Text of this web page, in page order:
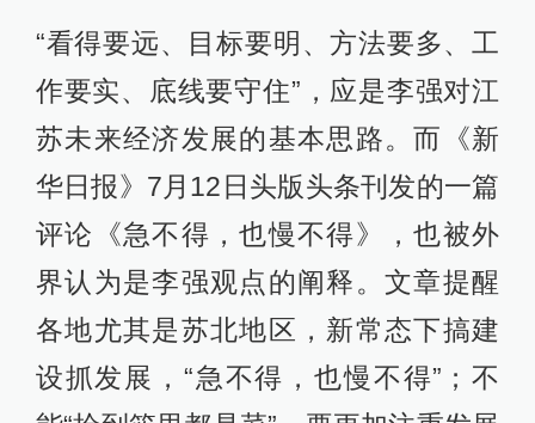
这个“核心的核心”用功发力，努力建设
科技强省，打造江苏转型发展主引
擎。
他指出，
“江苏发展已经到了不创新不
行、创新慢了也不行这样一个阶段”，
直言“科技创新是江苏未来发展的希望
所在”，更提出在贯彻实施国家创新驱
动发展战略纲要、推动科技强省建设